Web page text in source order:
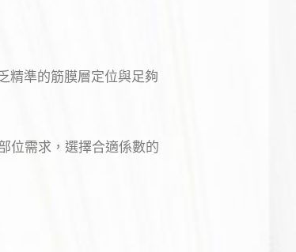
精準的筋膜層定位與足夠
位需求，選擇合適係數的